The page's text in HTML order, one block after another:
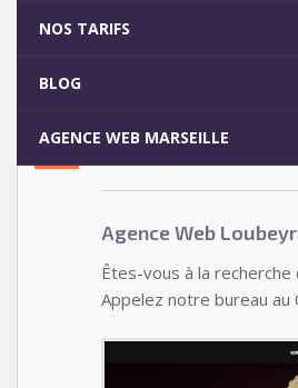
NOS TARIFS
BLOG
AGENCE WEB MARSEILLE
5
Votre site internet pour 29€
Agence Web
Êtes-vous à la recherche
Appelez notre bureau au